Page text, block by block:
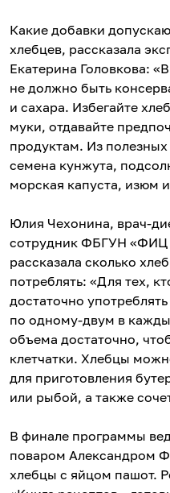
Какие добавки
хлебцев, рассказала
Екатерина Головкова:
не должно быть
и сахара. Избегайте
муки, отдавайте
продуктам. Из
семена кунжута,
морская капуста, изюм
Юлия Чехонина, врач-
сотрудник ФБГУН «ФИЦ
рассказала сколько
потреблять: «Для тех,
достаточно
по одному-двум в
объема достаточно,
клетчатки. Хлебцы
для приготовления
или рыбой, а также
В финале программы
поваром Александром
хлебцы с яйцом пашот.